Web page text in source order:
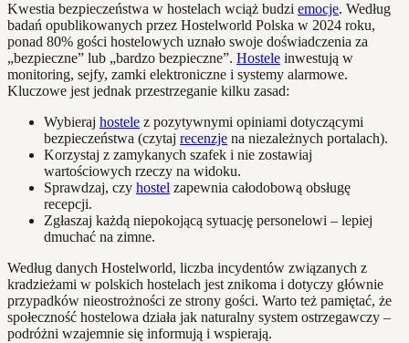
Kwestia bezpieczeństwa w hostelach wciąż budzi emocje. Według
badań opublikowanych przez Hostelworld Polska w 2024 roku,
ponad 80% gości hostelowych uznało swoje doświadczenia za
„bezpieczne” lub „bardzo bezpieczne”. Hostele inwestują w
monitoring, sejfy, zamki elektroniczne i systemy alarmowe.
Kluczowe jest jednak przestrzeganie kilku zasad:
Wybieraj hostele z pozytywnymi opiniami dotyczącymi
bezpieczeństwa (czytaj recenzje na niezależnych portalach).
Korzystaj z zamykanych szafek i nie zostawiaj
wartościowych rzeczy na widoku.
Sprawdzaj, czy hostel zapewnia całodobową obsługę
recepcji.
Zgłaszaj każdą niepokojącą sytuację personelowi – lepiej
dmuchać na zimne.
Według danych Hostelworld, liczba incydentów związanych z
kradzieżami w polskich hostelach jest znikoma i dotyczy głównie
przypadków nieostrożności ze strony gości. Warto też pamiętać, że
społeczność hostelowa działa jak naturalny system ostrzegawczy –
podróżni wzajemnie się informują i wspierają.